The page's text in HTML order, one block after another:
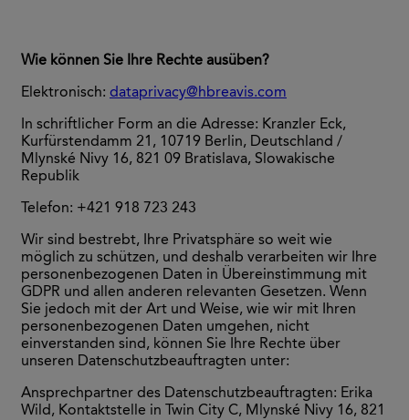
Wie können Sie Ihre Rechte ausüben?
Elektronisch: dataprivacy@hbreavis.com
In schriftlicher Form an die Adresse: Kranzler Eck,
Kurfürstendamm 21, 10719 Berlin, Deutschland /
Mlynské Nivy 16, 821 09 Bratislava, Slowakische
Republik
Telefon: +421 918 723 243
Wir sind bestrebt, Ihre Privatsphäre so weit wie
möglich zu schützen, und deshalb verarbeiten wir Ihre
personenbezogenen Daten in Übereinstimmung mit
GDPR und allen anderen relevanten Gesetzen. Wenn
Sie jedoch mit der Art und Weise, wie wir mit Ihren
personenbezogenen Daten umgehen, nicht
einverstanden sind, können Sie Ihre Rechte über
unseren Datenschutzbeauftragten unter:
Ansprechpartner des Datenschutzbeauftragten: Erika
Wild, Kontaktstelle in Twin City C, Mlynské Nivy 16, 821